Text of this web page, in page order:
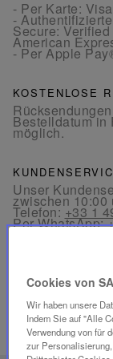
- Per Karte:
-
Secure:
American
- Per Apple
KOSTENLOSE
Bestelldatum in
möglich.
Unser
zwischen 10:00
Telefon:+33 1
Per WhatsApp:
Cookies von
Wir haben unsere
Indem Sie auf "Alle
Verwendung von für
zur